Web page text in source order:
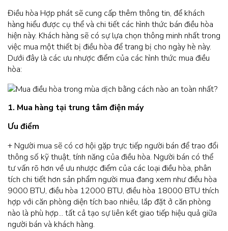
Điều hòa Hợp phát sẽ cung cấp thêm thông tin, để khách
hàng hiểu được cụ thể và chi tiết các hình thức bán điều hòa
hiện này. Khách hàng sẽ có sự lựa chọn thông minh nhất trong
việc mua một thiết bị điều hòa để trang bị cho ngày hè này.
Dưới đây là các ưu nhược điểm của các hình thức mua điều
hòa:
1. Mua hàng tại trung tâm điện máy
Ưu điểm
+ Người mua sẽ có cơ hội gặp trực tiếp người bán để trao đổi
thông số kỹ thuật, tính năng của điều hòa. Người bán có thể
tư vấn rõ hơn về ưu nhược điểm của các loại điều hòa, phân
tích chi tiết hơn sản phẩm người mua đang xem như điều hòa
9000 BTU, điều hòa 12000 BTU, điều hòa 18000 BTU thích
hợp với căn phòng diện tích bao nhiêu, lắp đặt ở căn phòng
nào là phù hợp... tất cả tạo sự liên kết giao tiếp hiệu quả giữa
người bán và khách hàng.